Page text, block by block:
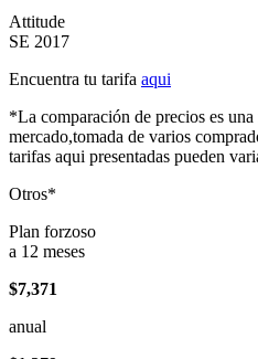
Attitude
SE 2017
Encuentra tu tarifa aqui
*La comparación de precios es
mercado,tomada de varios
tarifas aqui presentadas pueden
Otros*
Plan forzoso
a 12 meses
$7,371
anual